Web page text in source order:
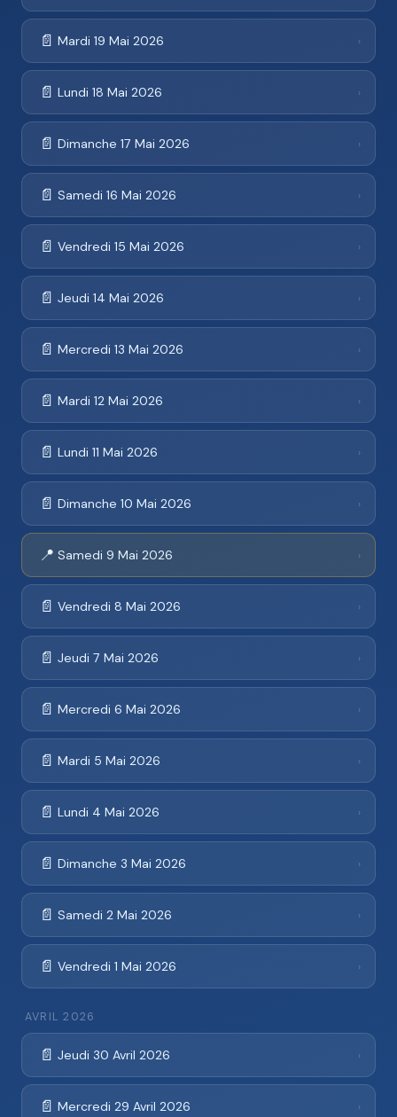
📄 Mardi 19 Mai 2026 ›
📄 Lundi 18 Mai 2026 ›
📄 Dimanche 17 Mai 2026 ›
📄 Samedi 16 Mai 2026 ›
📄 Vendredi 15 Mai 2026 ›
📄 Jeudi 14 Mai 2026 ›
📄 Mercredi 13 Mai 2026 ›
📄 Mardi 12 Mai 2026 ›
📄 Lundi 11 Mai 2026 ›
📄 Dimanche 10 Mai 2026 ›
📍 Samedi 9 Mai 2026 ›
📄 Vendredi 8 Mai 2026 ›
📄 Jeudi 7 Mai 2026 ›
📄 Mercredi 6 Mai 2026 ›
📄 Mardi 5 Mai 2026 ›
📄 Lundi 4 Mai 2026 ›
📄 Dimanche 3 Mai 2026 ›
📄 Samedi 2 Mai 2026 ›
📄 Vendredi 1 Mai 2026 ›
AVRIL 2026
📄 Jeudi 30 Avril 2026 ›
📄 Mercredi 29 Avril 2026 ›